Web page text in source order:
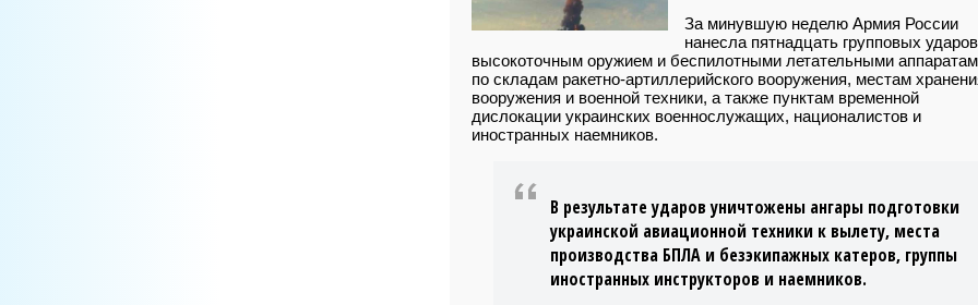
За минувшую неделю Армия России
нанесла пятнадцать групповых ударов
высокоточным оружием и беспилотными летательными
по складам ракетно-артиллерийского вооружения, местам
вооружения и военной техники, а также пунктам временной
дислокации украинских военнослужащих, националистов и
иностранных наемников.
В результате ударов уничтожены ангары подготовки
украинской авиационной техники к вылету, места
производства БПЛА и безэкипажных катеров, группы
иностранных инструкторов и наемников.